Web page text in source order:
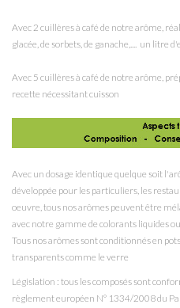
Avec 2 cuillères à café de notre arôme,
glacée, de sorbets, de ganache,.... un
Avec 5 cuillères à café de notre arôme,
recette nécessitant cuisson
Avec un dosage identique quelque soit
développée pour les particuliers, les
oeuvre, tous nos arômes peuvent être
avec notre gamme de colorants liquides
Tous nos arômes sont conditionnés en
transparents comme le verre
Législation : tous les composés sont
règlement européen N° 1334/2008 du